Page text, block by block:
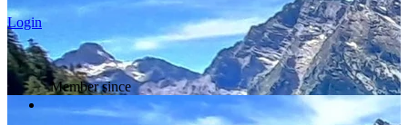
Login
Member since